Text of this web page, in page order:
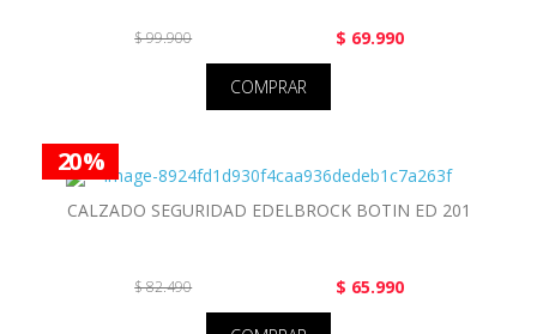
$ 99.900 $ 69.990
COMPRAR
20 %
CALZADO SEGURIDAD EDELBROCK BOTIN ED 201
$ 82.490 $ 65.990